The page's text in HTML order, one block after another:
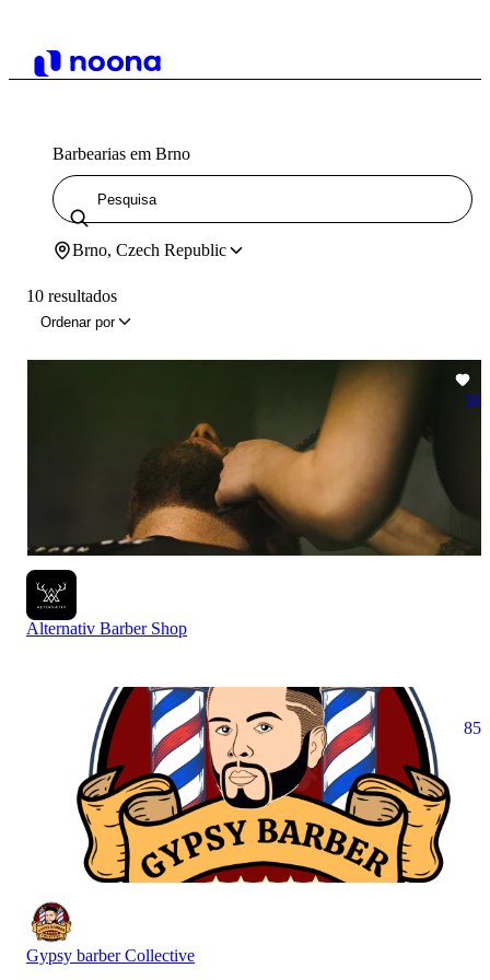
Barbearias em Brno
Brno, Czech Republic
10 resultados
Ordenar por
38
Alternativ Barber Shop
85
Gypsy barber Collective